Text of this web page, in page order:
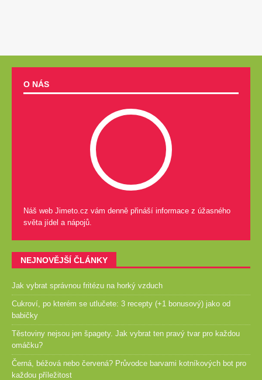
O NÁS
Náš web Jimeto.cz vám denně přináší informace z úžasného
světa jídel a nápojů.
NEJNOVĚJŠÍ ČLÁNKY
Jak vybrat správnou fritézu na horký vzduch
Cukroví, po kterém se utlučete: 3 recepty (+1 bonusový) jako od
babičky
Těstoviny nejsou jen špagety. Jak vybrat ten pravý tvar pro každou
omáčku?
Černá, béžová nebo červená? Průvodce barvami kotníkových bot pro
každou příležitost